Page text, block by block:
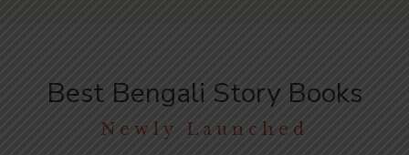
Newly Launched
Best Bengali Story Books